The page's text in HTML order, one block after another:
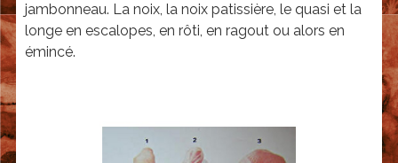
n
a
o
n
e
jambonneau. La noix, la noix patissière, le quasi et la
longe en escalopes, en rôti, en ragout ou alors en
émincé.